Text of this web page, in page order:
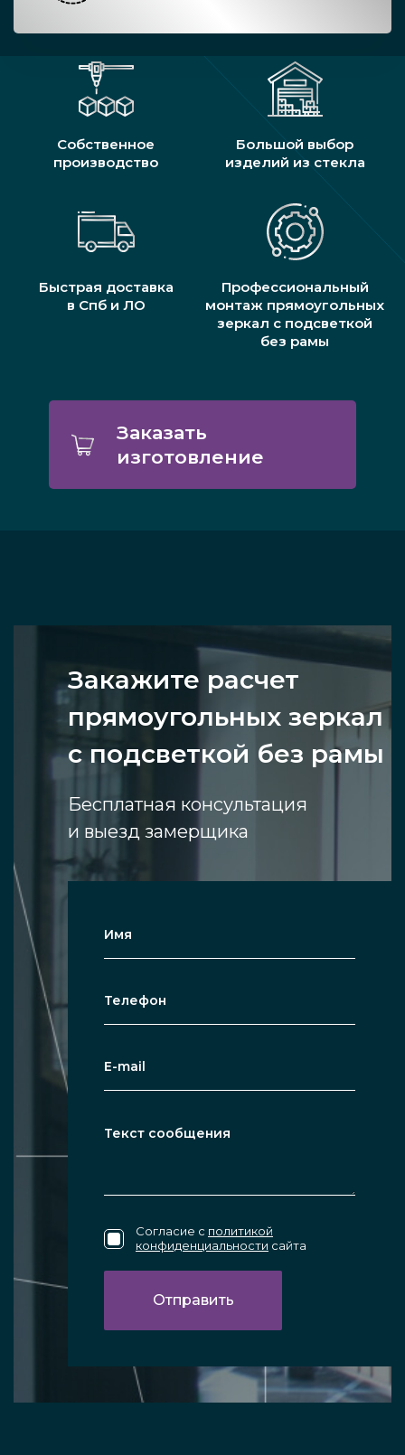
Собственное
производство
Большой выбор
изделий из стекла
Быстрая доставка
в Спб и ЛО
Профессиональный
монтаж прямоугольных
зеркал с подсветкой
без рамы
Заказать
изготовление
Закажите расчет
прямоугольных зеркал
с подсветкой без рамы
Бесплатная консультация
и выезд замерщика
Согласие с политикой
конфиденциальности сайта